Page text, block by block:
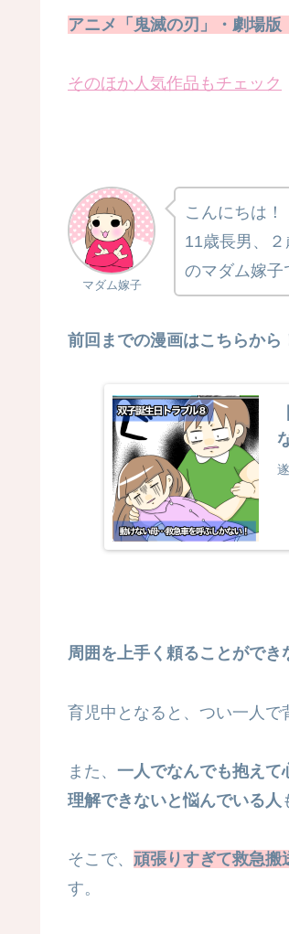
アニメ「鬼滅の刃」・劇場版
そのほか人気作品もチェック
マダム嫁子
こんにちは！
11歳長男、
のマダム嫁子
前回までの漫画はこちらから
周囲を上手く頼ることができ
育児中となると、つい一人で
また、 一人でなんでも抱えて
理解できないと悩んでいる人
そこで、 頑張りすぎて救急搬
す。